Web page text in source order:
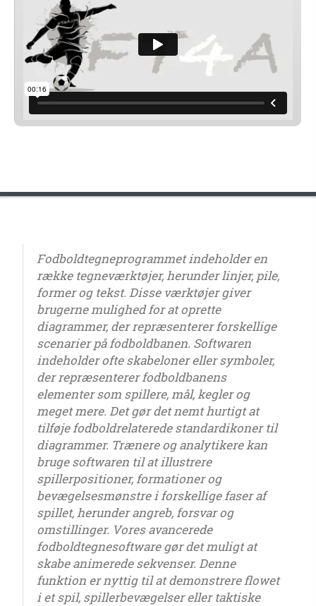
Fodboldtegneprogrammet indeholder en
række tegneværktøjer, herunder linjer, pile,
former og tekst. Disse værktøjer giver
brugerne mulighed for at oprette
diagrammer, der repræsenterer forskellige
scenarier på fodboldbanen. Softwaren
indeholder ofte skabeloner eller symboler,
der repræsenterer fodboldbanens
elementer som spillere, mål, kegler og
meget mere. Det gør det nemt hurtigt at
tilføje fodboldrelaterede standardikoner til
diagrammer. Trænere og analytikere kan
bruge softwaren til at illustrere
spillerpositioner, formationer og
bevægelsesmønstre i forskellige faser af
spillet, herunder angreb, forsvar og
omstillinger. Vores avancerede
fodboldtegnesoftware gør det muligt at
skabe animerede sekvenser. Denne
funktion er nyttig til at demonstrere flowet
i et spil, spillerbevægelser eller taktiske